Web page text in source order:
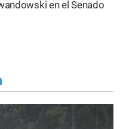
en el Senado